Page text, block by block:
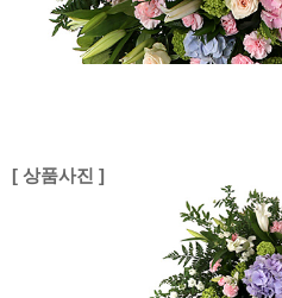
[ 상품사진 ]